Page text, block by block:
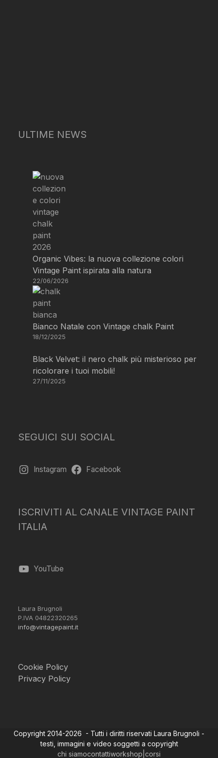
ULTIME NEWS
Organic Vibes: la nuova collezione colori
Vintage Paint ispirata alla natura
22/06/2026
Bianco Natale con Vintage chalk Paint
18/12/2025
Black Velvet: il nero chalk più misterioso per
ricolorare i tuoi mobili!
27/11/2025
SEGUICI SUI SOCIAL
Instagram Facebook
ISCRIVITI AL CANALE VINTAGE PAINT
ITALIA
YouTube
Laura Brugnoli
P.IVA 04822320265
info@vintagepaint.it
Cookie Policy
Privacy Policy
Copyright 2014-2026 - Tutti i diritti riservati Laura Brugnoli -
testi, immagini e video soggetti a copyright
chi siamocontattiworkshop|corsi